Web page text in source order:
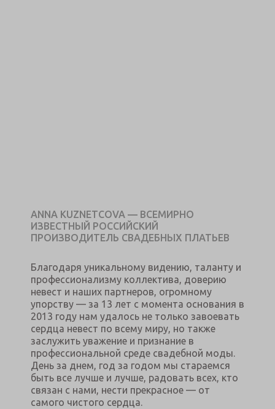
ANNA KUZNETCOVA — ВСЕМИРНО
ИЗВЕСТНЫЙ РОССИЙСКИЙ
ПРОИЗВОДИТЕЛЬ СВАДЕБНЫХ ПЛАТЬЕВ
Благодаря уникальному видению, таланту и
профессионализму коллектива, доверию
невест и наших партнеров, огромному
упорству — за 13 лет с момента основания в
2013 году нам удалось не только завоевать
сердца невест по всему миру, но также
заслужить уважение и признание в
профессиональной среде свадебной моды.
День за днем, год за годом мы стараемся
быть все лучше и лучше, радовать всех, кто
связан с нами, нести прекрасное — от
самого чистого сердца.